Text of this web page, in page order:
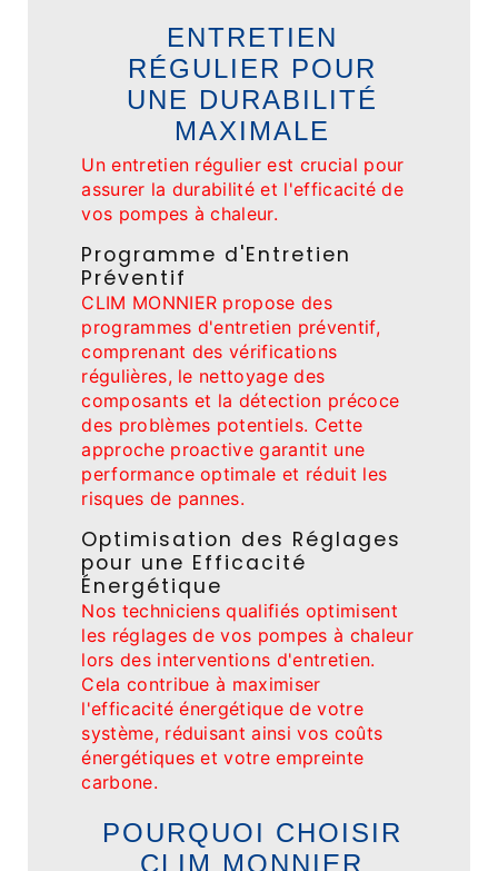
ENTRETIEN
RÉGULIER POUR
UNE DURABILITÉ
MAXIMALE
Un entretien régulier est crucial pour
assurer la durabilité et l'efficacité de
vos pompes à chaleur.
Programme d'Entretien
Préventif
CLIM MONNIER propose des
programmes d'entretien préventif,
comprenant des vérifications
régulières, le nettoyage des
composants et la détection précoce
des problèmes potentiels. Cette
approche proactive garantit une
performance optimale et réduit les
risques de pannes.
Optimisation des Réglages
pour une Efficacité
Énergétique
Nos techniciens qualifiés optimisent
les réglages de vos pompes à chaleur
lors des interventions d'entretien.
Cela contribue à maximiser
l'efficacité énergétique de votre
système, réduisant ainsi vos coûts
énergétiques et votre empreinte
carbone.
POURQUOI CHOISIR
CLIM MONNIER